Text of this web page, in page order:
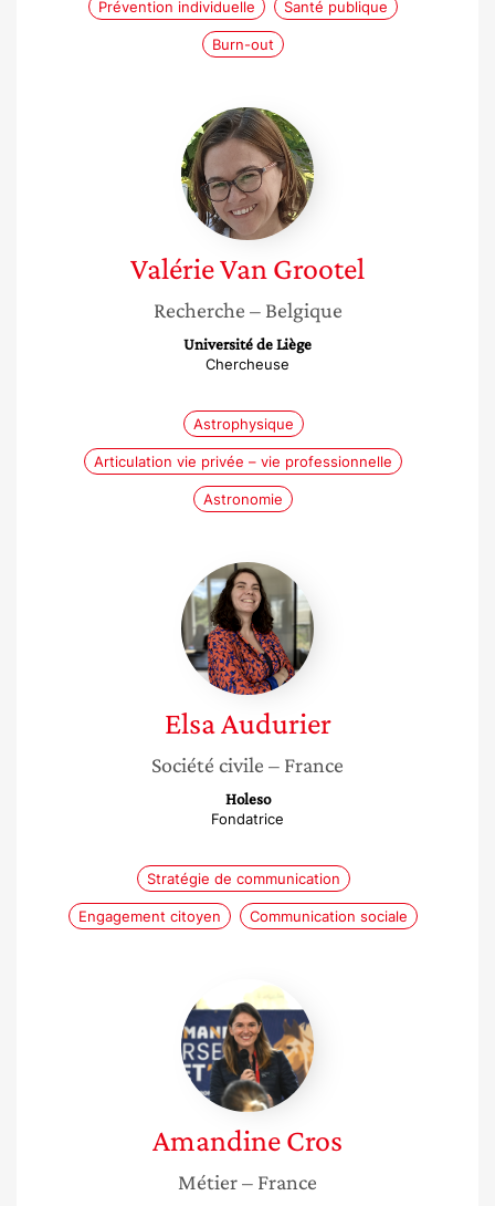
Prévention individuelle Santé publique
Burn-out
Valérie
Van
Grootel
ValérieVan Grootel
Recherche – Belgique
Université de Liège
Chercheuse
Astrophysique
Articulation vie privée – vie professionnelle
Astronomie
Elsa
Audurier
ElsaAudurier
Société civile – France
Holeso
Fondatrice
Stratégie de communication
Engagement citoyen Communication sociale
Amandine
Cros
AmandineCros
Métier– France